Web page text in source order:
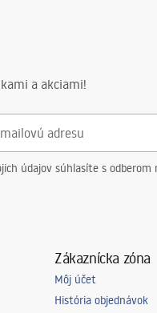
a akciami!
údajov súhlasíte s
Zákaznícka zóna
Môj účet
História objednávok